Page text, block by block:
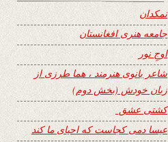
نمکدان
جامعه هنری افغانستان
اوجِ نور
شاعر بانوی هنرمند ، هما طرزی از
زبان خودش (بخش دوم)
کشتی عشق
عیسا دمی کجاست که احیای ما کند